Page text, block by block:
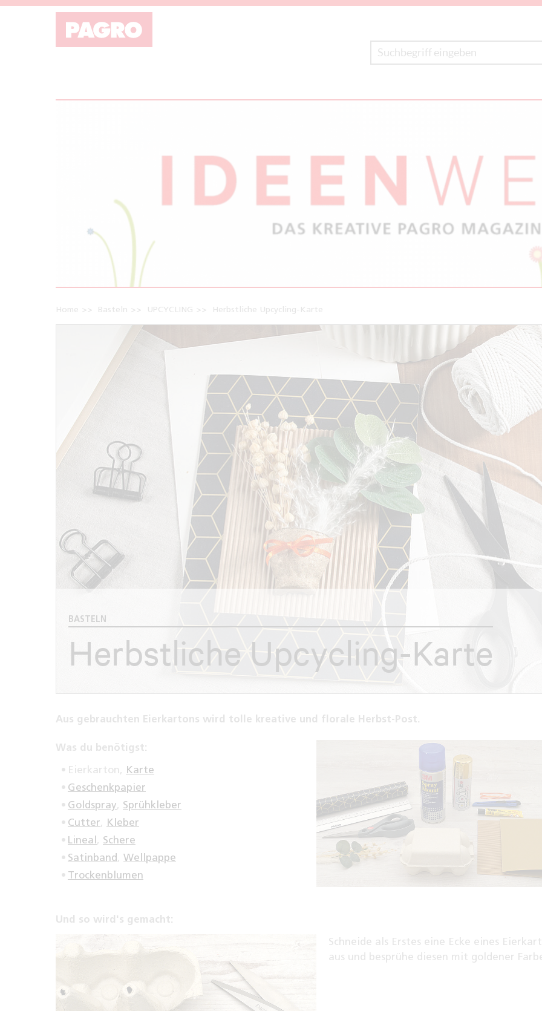
Home Basteln UPCYCLING Herbstliche Upcycling-Karte
BASTELN
Herbstliche Upcycling-Karte
Aus gebrauchten Eierkartons wird tolle kreative und florale Herbst-Post.
Was du benötigst:
Eierkarton, Karte
Geschenkpapier
Goldspray, Sprühkleber
Cutter, Kleber
Lineal , Schere
Satinband , Wellpappe
Trockenblumen
Und so wird's gemacht:
Schneide als Erstes eine Ecke eines
aus und besprühe diesen mit goldener